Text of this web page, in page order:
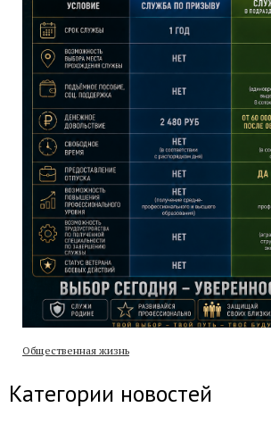
Общественная жизнь
Категории новостей